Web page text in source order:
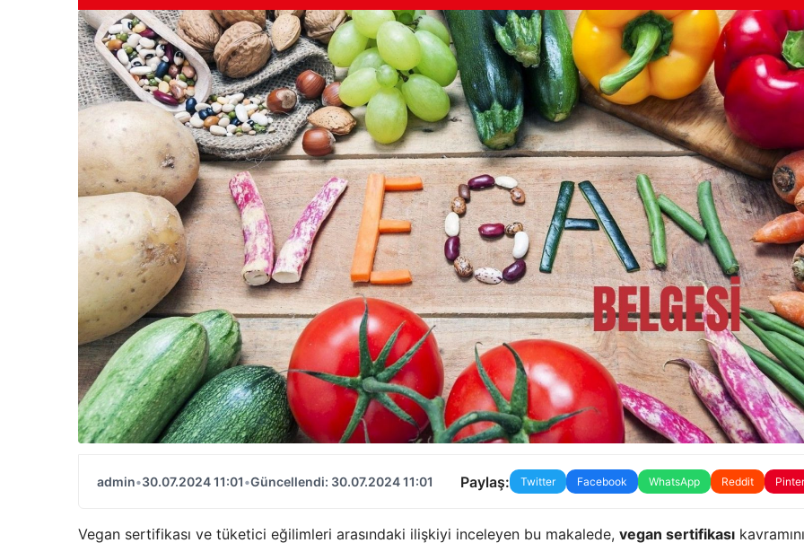
admin•30.07.2024 11:01•Güncellendi: 30.07.2024 11:01 Paylaş: Twitter Facebook WhatsApp Reddit
Vegan sertifikası ve tüketici eğilimleri arasındaki ilişkiyi inceleyen bu makalede, vegan sertifikası